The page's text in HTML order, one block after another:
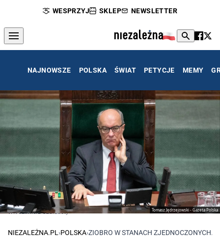
WESPRZYJ SKLEP NEWSLETTER
NAJNOWSZE POLSKA ŚWIAT PETYCJE MEMY
Tomasz Jędrzejowski - Gazeta Polska
Włodzimierz Czarzasty
NIEZALEŻNA.PL ›POLSKA›ZIOBRO W STANACH ZJEDNOCZONYCH.